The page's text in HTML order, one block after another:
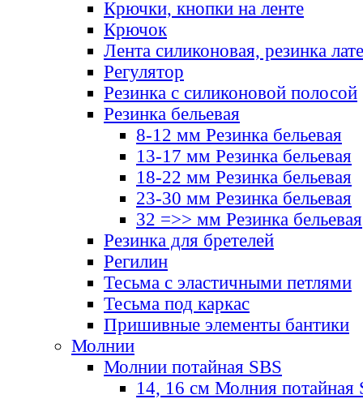
Крючки, кнопки на ленте
Крючок
Лента силиконовая, резинка
Регулятор
Резинка с силиконовой полосой
Резинка бельевая
8-12 мм Резинка бельевая
13-17 мм Резинка бельевая
18-22 мм Резинка бельевая
23-30 мм Резинка бельевая
32 =>> мм Резинка бельевая
Резинка для бретелей
Регилин
Тесьма с эластичными петлями
Тесьма под каркас
Пришивные элементы бантики
Молнии
Молнии потайная SBS
14, 16 см Молния потайная